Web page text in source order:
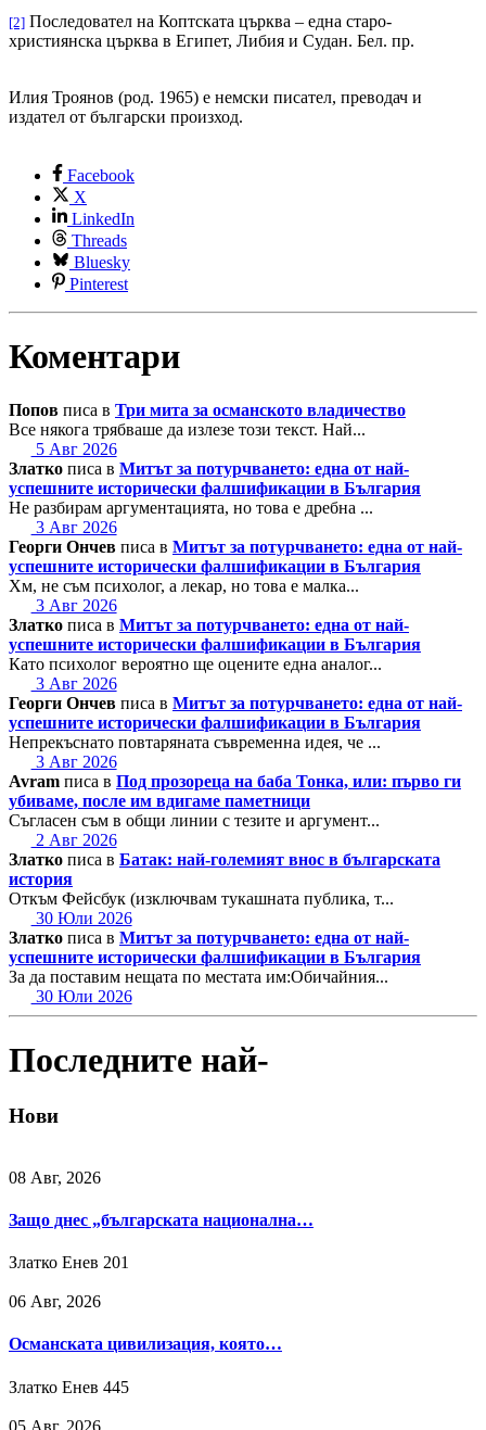
[2] Последовател на Коптската църква – една старо-
християнска църква в Египет, Либия и Судан. Бел. пр.
Илия Троянов (род. 1965) е немски писател, преводач и
издател от български произход.
Facebook
X
LinkedIn
Threads
Bluesky
Pinterest
Коментари
Попов писа в Три мита за османското владичество
Все някога трябваше да излезе този текст. Най...
5 Авг 2026
Златко писа в Митът за потурчването: една от най-
успешните исторически фалшификации в България
Не разбирам аргументацията, но това е дребна ...
3 Авг 2026
Георги Ончев писа в Митът за потурчването: една от най-
успешните исторически фалшификации в България
Хм, не съм психолог, а лекар, но това е малка...
3 Авг 2026
Златко писа в Митът за потурчването: една от най-
успешните исторически фалшификации в България
Като психолог вероятно ще оцените една аналог...
3 Авг 2026
Георги Ончев писа в Митът за потурчването: една от най-
успешните исторически фалшификации в България
Непрекъснато повтаряната съвременна идея, че ...
3 Авг 2026
Avram писа в Под прозореца на баба Тонка, или: първо ги
убиваме, после им вдигаме паметници
Съгласен съм в общи линии с тезите и аргумент...
2 Авг 2026
Златко писа в Батак: най-големият внос в българската
история
Откъм Фейсбук (изключвам тукашната публика, т...
30 Юли 2026
Златко писа в Митът за потурчването: една от най-
успешните исторически фалшификации в България
За да поставим нещата по местата им:Обичайния...
30 Юли 2026
Последните най-
Нови
08 Авг, 2026
Защо днес „българската национална…
Златко Енев 201
06 Авг, 2026
Османската цивилизация, която…
Златко Енев 445
05 Авг, 2026